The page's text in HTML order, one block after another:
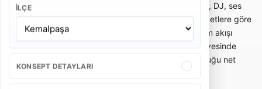
İLÇE
KONSEPT DETAYLARI
mekanın konumuna, nedime ekibi, davul şov, DJ, ses
sistemi, fotoğraf-video ve ikram gibi ek hizmetlere göre
değişir. Sadece temel süsleme hizmeti ile tüm akışı
yöneten kapsamlı kına paketi aynı fiyat seviyesinde
olmaz. Teklif alırken pakete nelerin dahil olduğu net